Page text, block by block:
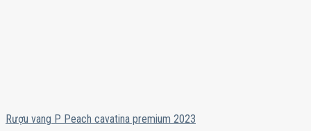
Rượu vang P Peach cavatina premium 2023